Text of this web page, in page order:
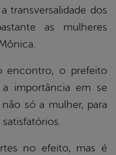
transversalidade dos
as mulheres
encontro, o prefeito
importância em se
só a mulher, para
no efeito, mas é